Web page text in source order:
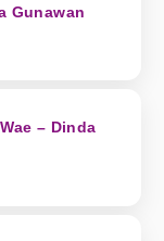
Gunawan
– Dinda